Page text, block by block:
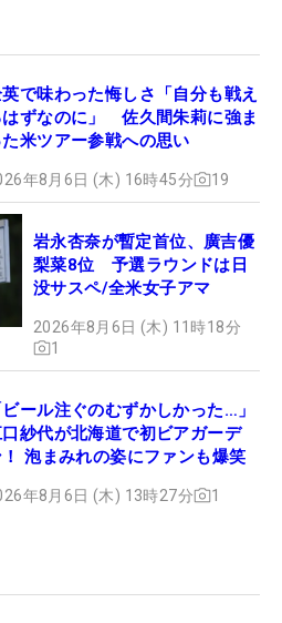
で味わった悔しさ「自分も戦え
はずなのに」 佐久間朱莉に強ま
た米ツアー参戦への思い
年8月6日 (木) 16時45分 19
岩永杏奈が暫定首位、廣吉優
梨菜8位 予選ラウンドは日
没サスペ/全米女子アマ
2026年8月6日 (木) 11時18分
1
ビール注ぐのむずかしかった…」
紗代が北海道で初ビアガーデ
！ 泡まみれの姿にファンも爆笑
年8月6日 (木) 13時27分 1